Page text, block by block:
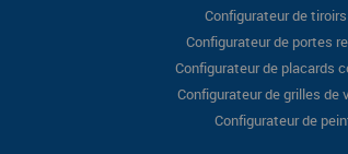
Configurateur de
Configurateur de portes
Configurateur de placards
Configurateur de grilles de
Configurateur de